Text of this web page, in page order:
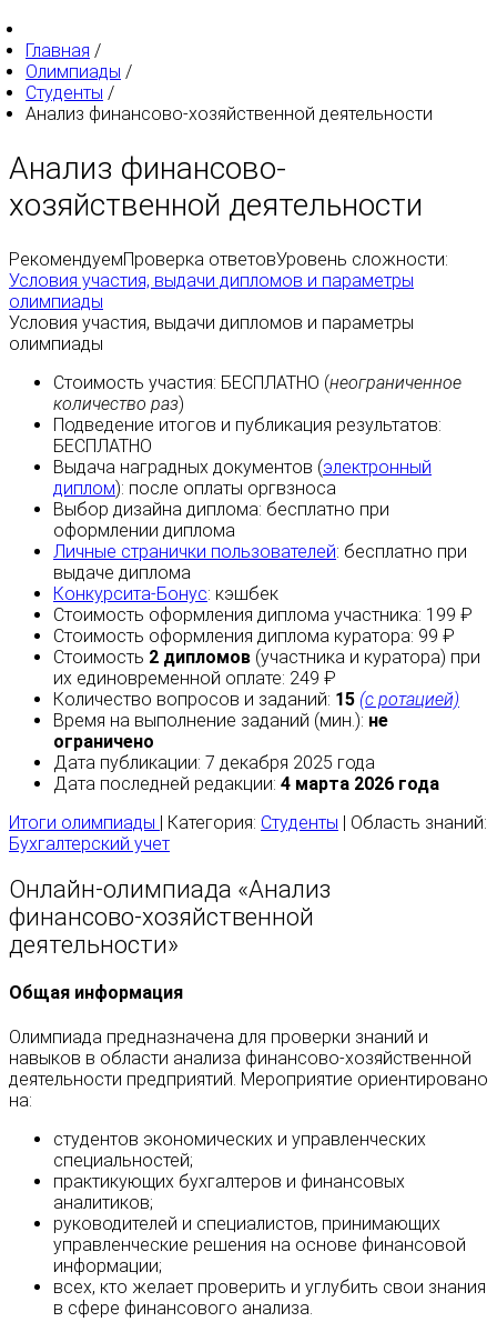
Главная /
Олимпиады /
Студенты /
Анализ финансово-хозяйственной деятельности
Анализ финансово-
хозяйственной деятельности
РекомендуемПроверка ответовУровень сложности:
Условия участия, выдачи дипломов и параметры
олимпиады
Условия участия, выдачи дипломов и параметры
олимпиады
Стоимость участия: БЕСПЛАТНО (неограниченное
количество раз)
Подведение итогов и публикация результатов:
БЕСПЛАТНО
Выдача наградных документов (электронный
диплом): после оплаты оргвзноса
Выбор дизайна диплома: бесплатно при
оформлении диплома
Личные странички пользователей: бесплатно при
выдаче диплома
Конкурсита-Бонус: кэшбек
Стоимость оформления диплома участника: 199 ₽
Стоимость оформления диплома куратора: 99 ₽
Стоимость 2 дипломов (участника и куратора) при
их единовременной оплате: 249 ₽
Количество вопросов и заданий: 15 (с ротацией)
Время на выполнение заданий (мин.): не
ограничено
Дата публикации: 7 декабря 2025 года
Дата последней редакции: 4 марта 2026 года
Итоги олимпиады
| Категория: Студенты | Область знаний:
Бухгалтерский учет
Онлайн‑олимпиада «Анализ
финансово‑хозяйственной
деятельности»
Общая информация
Олимпиада предназначена для проверки знаний и
навыков в области анализа финансово‑хозяйственной
деятельности предприятий. Мероприятие ориентировано
на:
студентов экономических и управленческих
специальностей;
практикующих бухгалтеров и финансовых
аналитиков;
руководителей и специалистов, принимающих
управленческие решения на основе финансовой
информации;
всех, кто желает проверить и углубить свои знания
в сфере финансового анализа.